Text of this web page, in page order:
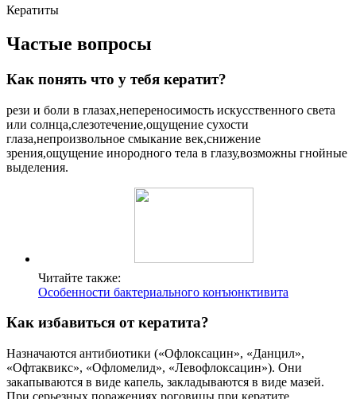
Кератиты
Частые вопросы
Как понять что у тебя кератит?
рези и боли в глазах,непереносимость искусственного света
или солнца,слезотечение,ощущение сухости
глаза,непроизвольное смыкание век,снижение
зрения,ощущение инородного тела в глазу,возможны гнойные
выделения.
Читайте также:
Особенности бактериального конъюнктивита
Как избавиться от кератита?
Назначаются антибиотики («Офлоксацин», «Данцил»,
«Офтаквикс», «Офломелид», «Левофлоксацин»). Они
закапываются в виде капель, закладываются в виде мазей.
При серьезных поражениях роговицы при кератите